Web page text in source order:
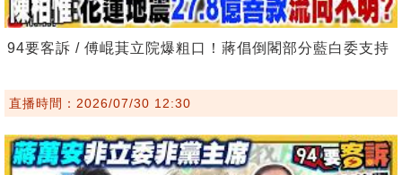
94要客訴 / 傅崐萁立院爆粗口！蔣倡倒閣部分藍白委支持
直播時間：2026/07/30 12:30